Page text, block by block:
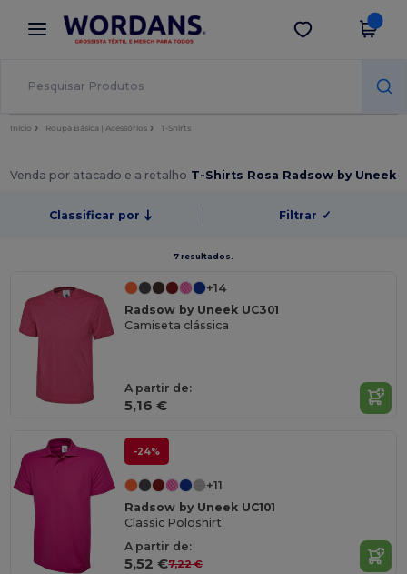
× App Wordans
Melhores preços na app!
Obter app
Início Roupa Básica | Acessórios T-Shirts
Venda por atacado e a retalho T-Shirts Rosa Radsow by Uneek
Classificar por Filtrar ✓
7 resultados.
+14
Radsow by Uneek UC301
Camiseta clássica
A partir de:
5,16 €
-24%
+11
Radsow by Uneek UC101
Classic Poloshirt
A partir de:
5,52 €7,22 €